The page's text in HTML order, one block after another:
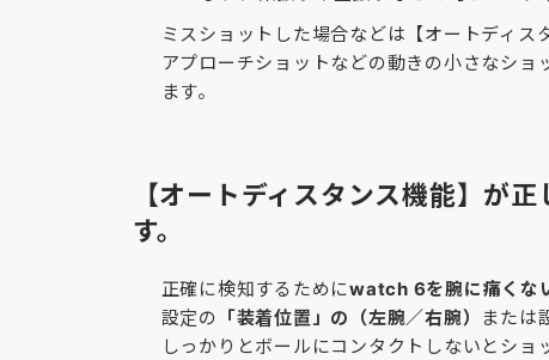
ミスショットした場合などは【オートディス
アプローチショットなどの動きの小さなシ
ます。
【オートディスタンス機能】が
す。
正確に検知するためにwatch 6を腕に痛くな
設定の 「装着位置」の（左腕／右腕） または
しっかりとボールにコンタクトしないとシ